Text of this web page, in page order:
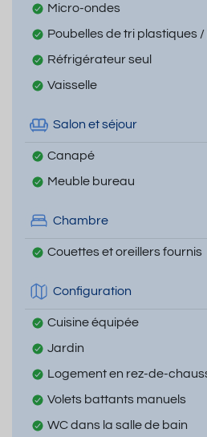
Micro-ondes
Poubelles de tri plastiques
Réfrigérateur seul
Vaisselle
Salon et séjour
Canapé
Meuble bureau
Chambre
Couettes et oreillers fournis
Configuration
Cuisine équipée
Jardin
Logement en rez-de-
Volets battants manuels
WC dans la salle de bain